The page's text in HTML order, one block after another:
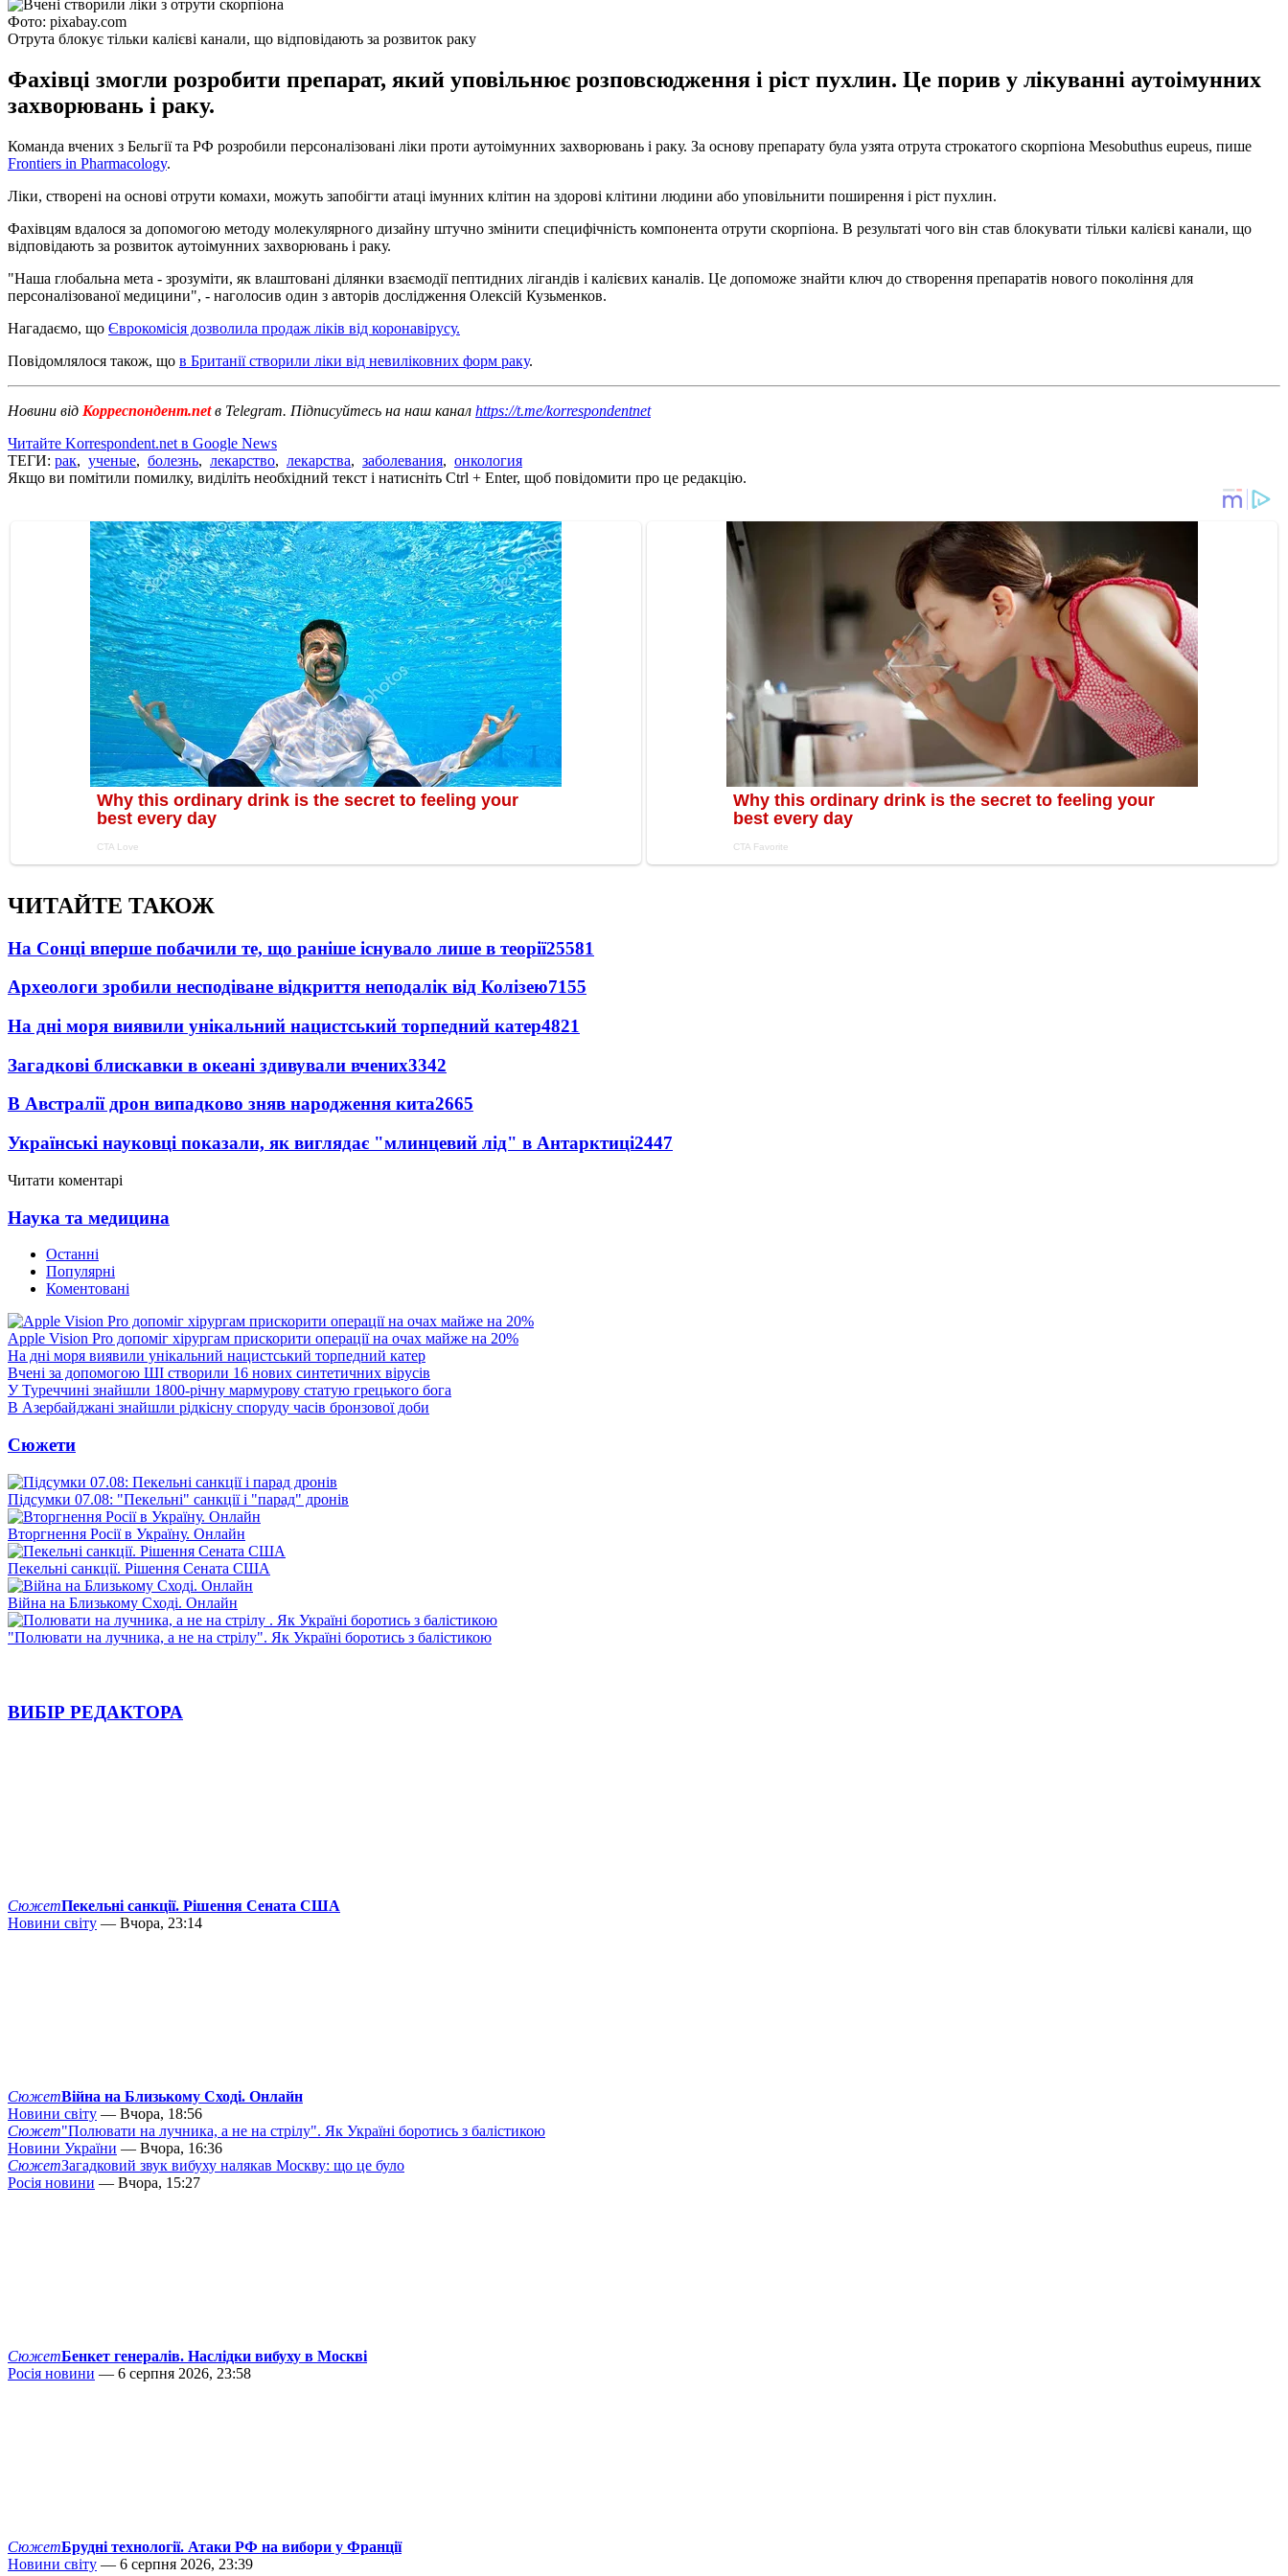
Фото: pixabay.com
Отрута блокує тільки калієві канали, що відповідають за розвиток раку
Фахівці змогли розробити препарат, який уповільнює розповсюдження і ріст пухлин. Це порив у лікуванні аутоімунних
захворювань і раку.
Команда вчених з Бельгії та РФ розробили персоналізовані ліки проти аутоімунних захворювань і раку. За основу препарату була узята отрута строкатого скорпіона Mesobuthus eupeus, пише
Frontiers in Pharmacology.
Ліки, створені на основі отрути комахи, можуть запобігти атаці імунних клітин на здорові клітини людини або уповільнити поширення і ріст пухлин.
Фахівцям вдалося за допомогою методу молекулярного дизайну штучно змінити специфічність компонента отрути скорпіона. В результаті чого він став блокувати тільки калієві канали, що
відповідають за розвиток аутоімунних захворювань і раку.
"Наша глобальна мета - зрозуміти, як влаштовані ділянки взаємодії пептидних лігандів і калієвих каналів. Це допоможе знайти ключ до створення препаратів нового покоління для
персоналізованої медицини", - наголосив один з авторів дослідження Олексій Кузьменков.
Нагадаємо, що Єврокомісія дозволила продаж ліків від коронавірусу.
Повідомлялося також, що в Британії створили ліки від невиліковних форм раку.
Новини від Корреспондент.netв Telegram. Підписуйтесь на наш канал https://t.me/korrespondentnet
Читайте Korrespondent.net в Google News
ТЕГИ: рак, ученые, болезнь, лекарство, лекарства, заболевания, онкология
Якщо ви помітили помилку, виділіть необхідний текст і натисніть Ctrl + Enter, щоб повідомити про це редакцію.
ЧИТАЙТЕ ТАКОЖ
На Сонці вперше побачили те, що раніше існувало лише в теорії25581
Археологи зробили несподіване відкриття неподалік від Колізею7155
На дні моря виявили унікальний нацистський торпедний катер4821
Загадкові блискавки в океані здивували вчених3342
В Австралії дрон випадково зняв народження кита2665
Українські науковці показали, як виглядає "млинцевий лід" в Антарктиці2447
Читати коментарі
Наука та медицина
Останні
Популярні
Коментовані
Apple Vision Pro допоміг хірургам прискорити операції на очах майже на 20%
На дні моря виявили унікальний нацистський торпедний катер
Вчені за допомогою ШІ створили 16 нових синтетичних вірусів
У Туреччині знайшли 1800-річну мармурову статую грецького бога
В Азербайджані знайшли рідкісну споруду часів бронзової доби
Сюжети
Підсумки 07.08: "Пекельні" санкції і "парад" дронів
Вторгнення Росії в Україну. Онлайн
Пекельні санкції. Рішення Сената США
Війна на Близькому Сході. Онлайн
"Полювати на лучника, а не на стрілу". Як Україні боротись з балістикою
ВИБІР РЕДАКТОРА
СюжетПекельні санкції. Рішення Сената США
Новини світу — Вчора, 23:14
СюжетВійна на Близькому Сході. Онлайн
Новини світу — Вчора, 18:56
Сюжет"Полювати на лучника, а не на стрілу". Як Україні боротись з балістикою
Новини України — Вчора, 16:36
СюжетЗагадковий звук вибуху налякав Москву: що це було
Росія новини — Вчора, 15:27
СюжетБенкет генералів. Наслідки вибуху в Москві
Росія новини — 6 серпня 2026, 23:58
СюжетБрудні технології. Атаки РФ на вибори у Франції
Новини світу — 6 серпня 2026, 23:39